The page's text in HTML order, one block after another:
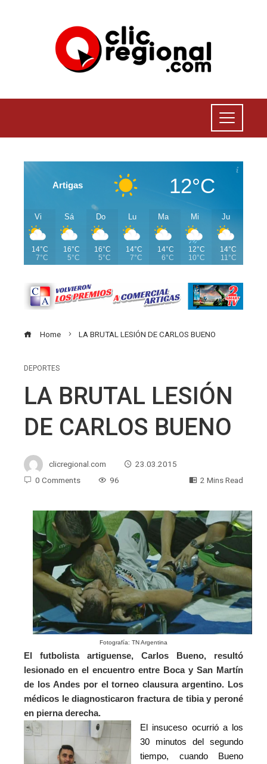
Artigas 12°C
Vi
14°C
7°C
Sá
16°C
5°C
Do
16°C
5°C
Lu
14°C
7°C
Ma
14°C
6°C
Mi
12°C
10°C
Ju
14°C
11°C
Home LA BRUTAL LESIÓN DE CARLOS BUENO
DEPORTES
LA BRUTAL LESIÓN
DE CARLOS BUENO
clicregional.com
23.03.2015
0 Comments
96 2 Mins Read
Fotografía: TN Argentina
El futbolista artiguense, Carlos Bueno, resultó
lesionado en el encuentro entre Boca y San Martín
de los Andes por el torneo clausura argentino. Los
médicos le diagnosticaron fractura de tibia y peroné
en pierna derecha.
El insuceso ocurrió a los
30 minutos del segundo
tiempo, cuando Bueno